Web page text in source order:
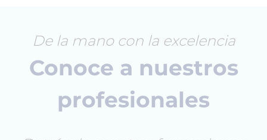
De la mano con la excelencia
Conoce a nuestros
profesionales